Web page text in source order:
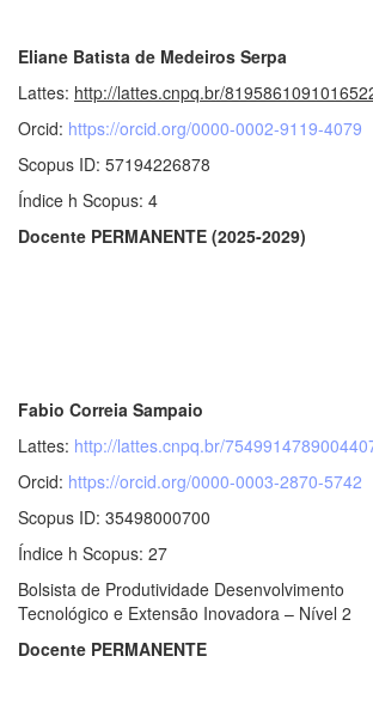
Eliane Batista de Medeiros Serpa
Lattes: http://lattes.cnpq.br/
Orcid: https://orcid.org/0000-0002-9119-4079
Scopus ID: 57194226878
Índice h Scopus: 4
Docente PERMANENTE (2025-2029)
Fabio Correia Sampaio
Lattes: http://lattes.cnpq.br/
Orcid: https://orcid.org/0000-0003-2870-5742
Scopus ID: 35498000700
Índice h Scopus: 27
Bolsista de Produtividade Desenvolvimento
Tecnológico e Extensão Inovadora – Nível 2
Docente PERMANENTE